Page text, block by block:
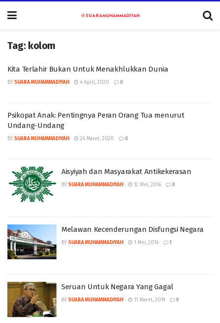
Tag: kolom
Kita Terlahir Bukan Untuk Menakhlukkan Dunia
BY SUARA MUHAMMADIYAH 4 April, 2020 0
Psikopat Anak: Pentingnya Peran Orang Tua menurut
Undang-Undang
BY SUARA MUHAMMADIYAH 26 Maret, 2020 0
Aisyiyah dan Masyarakat Antikekerasan
BY SUARA MUHAMMADIYAH 12 Mei, 2016 0
Melawan Kecenderungan Disfungsi Negara
BY SUARA MUHAMMADIYAH 1 Mei, 2016 1
Seruan Untuk Negara Yang Gagal
BY SUARA MUHAMMADIYAH 11 Maret, 2019 0